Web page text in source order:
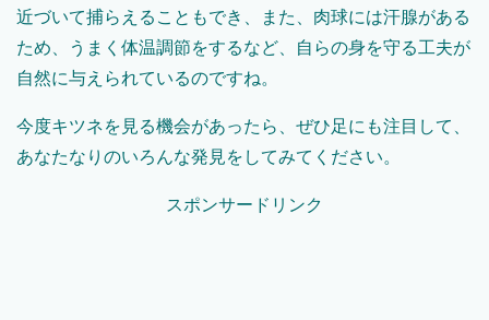
近づいて捕らえることもでき、また、肉球には汗腺がある
ため、うまく体温調節をするなど、自らの身を守る工夫が
自然に与えられているのですね。
今度キツネを見る機会があったら、ぜひ足にも注目して、
あなたなりのいろんな発見をしてみてください。
スポンサードリンク